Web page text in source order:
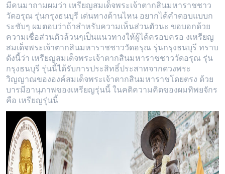
มีคนมาถามผมว่า เหรียญสมเด็จพระเจ้าตากสินมหาราชชาว
วัดอรุณ รุ่นกรุงธนบุรี เด่นทางด้านไหน อยากได้คำตอบแบบก
ระชับๆ ผมตอบว่าถ้าสำหรับความเห็นส่วนตัวนะ ขอบอกด้วย
ความเชื่อส่วนตัวล้วนๆเป็นแนวทางให้ผู้ได้ครอบครอ งเหรียญ
สมเด็จพระเจ้าตากสินมหาราชชาววัดอรุณ รุ่นกรุงธนบุรี ทราบ
ดังนี้ว่า เหรียญสมเด็จพระเจ้าตากสินมหาราชชาววัดอรุณ รุ่น
กรุงธนบุรี รุ่นนี้ได้รับการประสิทธิ์ประสาทจากดวงพระ
วิญญาณขององค์สมเด็จพระเจ้าตากสินมหาราชโดยตรง ด้วย
บารมีอานุภาพของเหรียญรุ่นนี้ ในคติความคิดของผมทิพยจักร
คือ เหรียญรุ่นนี้